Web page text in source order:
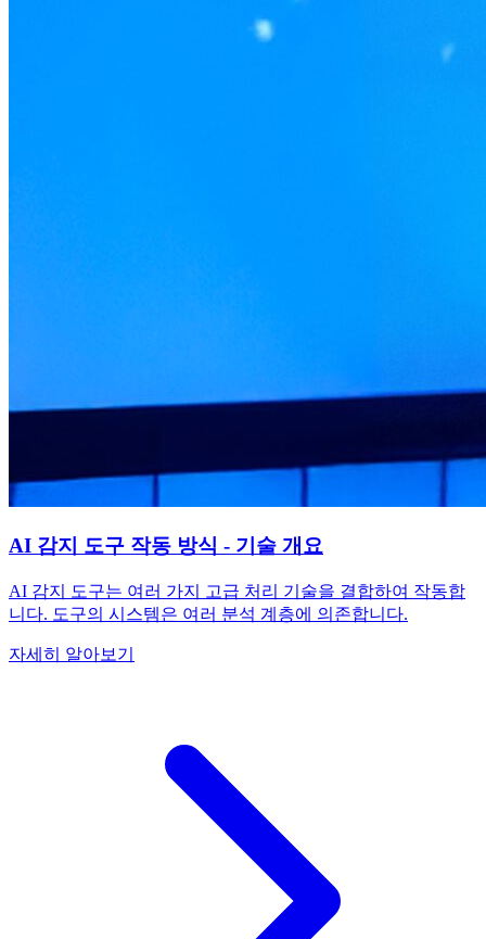
AI 감지 도구 작동 방식 - 기술 개요
AI 감지 도구는 여러 가지 고급 처리 기술을 결합하여 작동합
니다. 도구의 시스템은 여러 분석 계층에 의존합니다.
자세히 알아보기